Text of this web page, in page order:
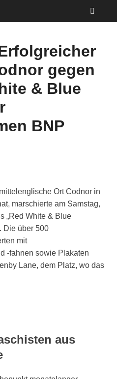
gegen
& Blue
BNP
Ort Codnor in
marschierte am Samstag,
„Red White & Blue
Die über 500
mit
-fahnen sowie Plakaten
Lane, dem Platz, wo das
aus